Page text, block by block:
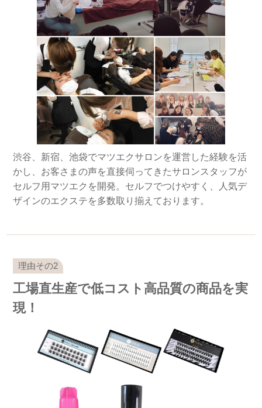
渋谷、新宿、池袋でマツエクサロンを運営した経験を活
かし、お客さまの声を直接伺ってきたサロンスタッフが
セルフ用マツエクを開発。セルフでつけやすく、人気デ
ザインのエクステを多数取り揃えております。
工場直生産で低コスト高品質の商品を実
現！